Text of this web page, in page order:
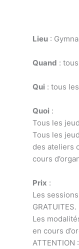
Lieu :
Quand :
Qui : tous
Quoi :
Tous les
Tous les
des ateliers
cours
Prix :
Les
GRATUITES.
Les
en cours